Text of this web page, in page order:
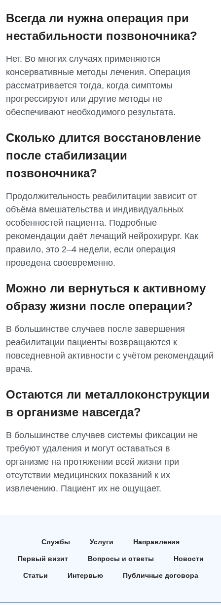
Всегда ли нужна операция при
нестабильности позвоночника?
Нет. Во многих случаях применяются
консервативные методы лечения. Операция
рассматривается тогда, когда симптомы
прогрессируют или другие методы не
обеспечивают необходимого результата.
Сколько длится восстановление
после стабилизации
позвоночника?
Продолжительность реабилитации зависит от
объёма вмешательства и индивидуальных
особенностей пациента. Подробные
рекомендации даёт лечащий нейрохирург. Как
правило, это 2–4 недели, если операция
проведена своевременно.
Можно ли вернуться к активному
образу жизни после операции?
В большинстве случаев после завершения
реабилитации пациенты возвращаются к
повседневной активности с учётом рекомендаций
врача.
Остаются ли металлоконструкции
в организме навсегда?
В большинстве случаев системы фиксации не
требуют удаления и могут оставаться в
организме на протяжении всей жизни при
отсутствии медицинских показаний к их
извлечению. Пациент их не ощущает.
Службы Услуги Направления
Первый визит Вопросы и ответы Новости
Статьи Интервью Публичные договора